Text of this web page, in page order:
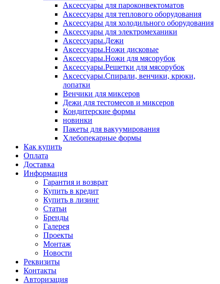
Аксессуары для пароконвектоматов
Аксессуары для теплового оборудования
Аксессуары для холодильного оборудования
Аксессуары для электромеханики
Аксессуары.Дежи
Аксессуары.Ножи дисковые
Аксессуары.Ножи для мясорубок
Аксессуары.Решетки для мясорубок
Аксессуары.Спирали, венчики, крюки,
лопатки
Венчики для миксеров
Дежи для тестомесов и миксеров
Кондитерские формы
новинки
Пакеты для вакуумирования
Хлебопекарные формы
Как купить
Оплата
Доставка
Информация
Гарантия и возврат
Купить в кредит
Купить в лизинг
Статьи
Бренды
Галерея
Проекты
Монтаж
Новости
Реквизиты
Контакты
Авторизация